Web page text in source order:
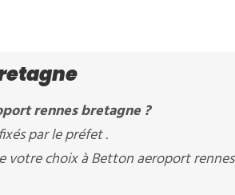
rennes bretagne ?
par le préfet .
votre choix à Betton aeroport rennes